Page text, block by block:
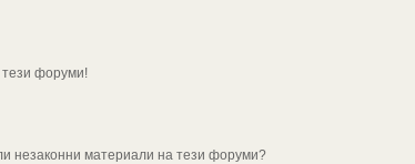
тези форуми!
незаконни материали на тези форуми?